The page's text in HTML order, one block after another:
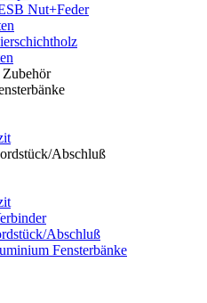
Nut+Feder
Abschluß
Abschluß
Fensterbänke